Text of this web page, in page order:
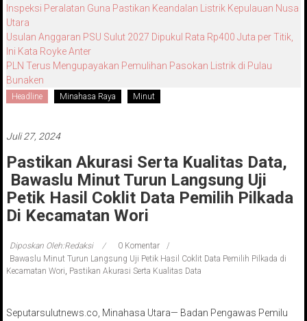
Inspeksi Peralatan Guna Pastikan Keandalan Listrik Kepulauan Nusa
Utara
Usulan Anggaran PSU Sulut 2027 Dipukul Rata Rp400 Juta per Titik,
Ini Kata Royke Anter
PLN Terus Mengupayakan Pemulihan Pasokan Listrik di Pulau
Bunaken
Headline Minahasa Raya Minut
Juli 27, 2024
Pastikan Akurasi Serta Kualitas Data,
Bawaslu Minut Turun Langsung Uji
Petik Hasil Coklit Data Pemilih Pilkada
Di Kecamatan Wori
Diposkan Oleh:Redaksi
0 Komentar
Bawaslu Minut Turun Langsung Uji Petik Hasil Coklit Data Pemilih Pilkada di
Kecamatan Wori, Pastikan Akurasi Serta Kualitas Data
Seputarsulutnews.co, Minahasa Utara— Badan Pengawas Pemilu